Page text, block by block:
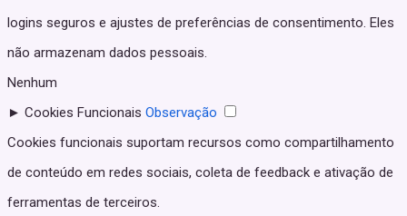
logins seguros e ajustes de preferências de consentimento. Eles
não armazenam dados pessoais.
Nenhum
► Cookies Funcionais Observação
Cookies funcionais suportam recursos como compartilhamento
de conteúdo em redes sociais, coleta de feedback e ativação de
ferramentas de terceiros.